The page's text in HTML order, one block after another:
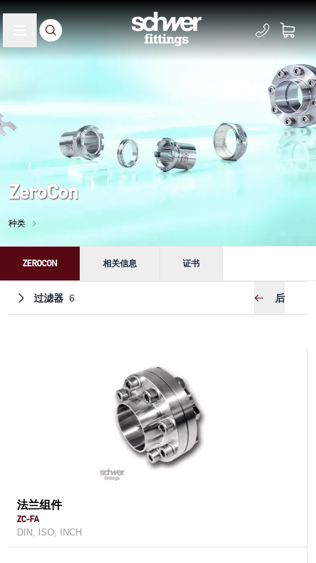
ZeroCon
种类
ZEROCON 相关信息 证书
过滤器 6 后
法兰组件
ZC-FA
DIN, ISO, INCH